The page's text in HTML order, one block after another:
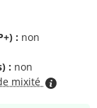
: non
: non
mixité